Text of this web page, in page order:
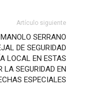
Artículo siguiente
SERRANO
DE SEGURIDAD
LOCAL EN ESTAS
LA SEGURIDAD EN
ESPECIALES